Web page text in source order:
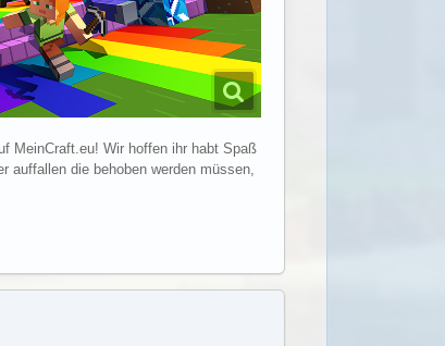
MeinCraft.eu! Wir hoffen ihr habt Spaß
auffallen die behoben werden müssen,